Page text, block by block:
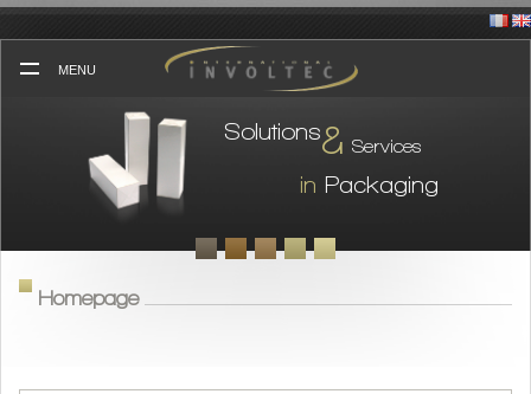
Skip
MENU
Solutions
Services
in Packaging
&
Homepage